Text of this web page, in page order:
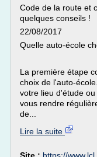
Code de la route et
quelques conseils !
22/08/2017
Quelle auto-école
La première étape
choix de l'auto-
votre lieu d'étude
vous rendre
de...
Lire la suite